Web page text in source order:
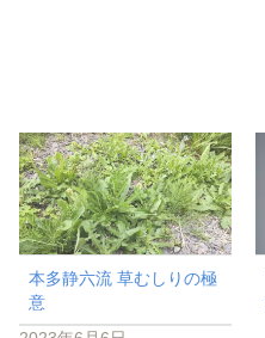
本多静六流 草むしりの極
意